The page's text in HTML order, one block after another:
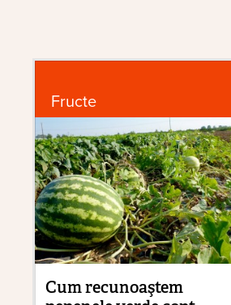
Fructe
Cum recunoaştem